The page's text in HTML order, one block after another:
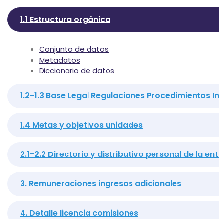
1.1 Estructura orgánica
Conjunto de datos
Metadatos
Diccionario de datos
1.2-1.3 Base Legal Regulaciones Procedimientos
1.4 Metas y objetivos unidades
2.1-2.2 Directorio y distributivo personal de la
3. Remuneraciones ingresos adicionales
4. Detalle licencia comisiones